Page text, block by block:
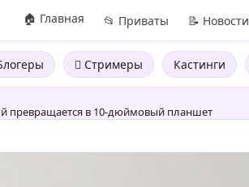
🏠 Главная 📂 Приваты 📝 Новости
Стримеры Кастинги
превращается в 10-дюймовый планшет